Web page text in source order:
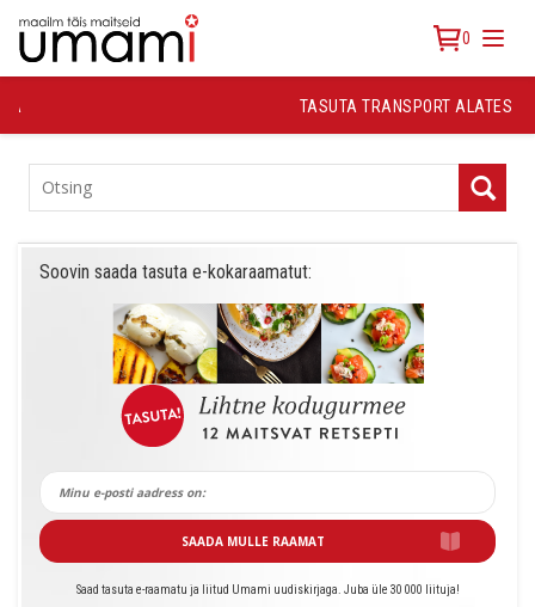
0
TASUTA TRANSPORT ALATES 30 €
TOOTEKATEGOORIAD
Soovin saada tasuta e-kokaraamatut:
SAADA MULLE RAAMAT
Saad tasuta e-raamatu ja liitud Umami uudiskirjaga. Juba üle 30 000 liituja!